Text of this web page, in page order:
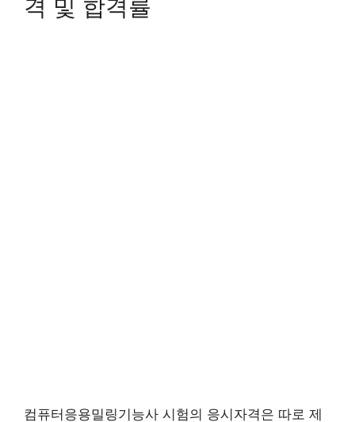
격 및 합격률
컴퓨터응용밀링기능사 시험의 응시자격은 따로 제